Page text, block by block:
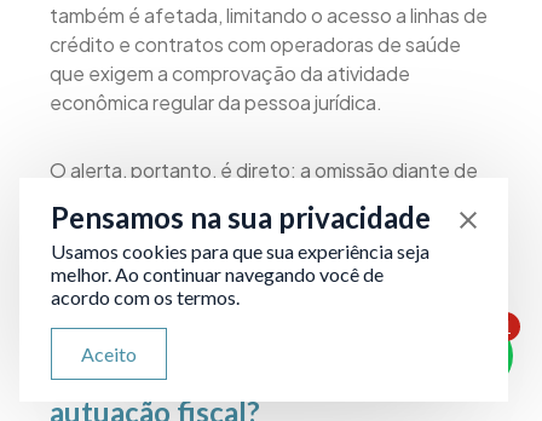
também é afetada, limitando o acesso a linhas de
crédito e contratos com operadoras de saúde
que exigem a comprovação da atividade
econômica regular da pessoa jurídica.
O alerta, portanto, é direto: a omissão diante de
muito além do valor tributário original.
Por que contar com um advogado
especialista em Direito Tributário
é decisivo diante de uma
autuação fiscal?
1
Pensamos na sua privacidade
Usamos cookies para que sua experiência seja
melhor. Ao continuar navegando você de
acordo com os termos.
Aceito